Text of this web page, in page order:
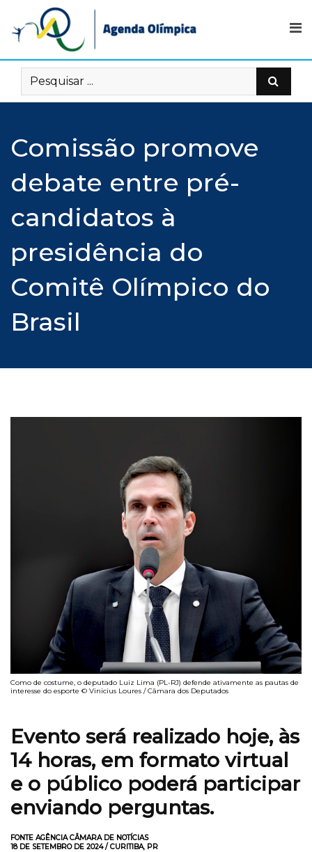
content
Comissão promove
debate entre pré-
candidatos à
presidência do
Comitê Olímpico do
Brasil
Como de costume, o deputado Luiz Lima (PL-RJ) defende ativamente as pautas de
interesse do esporte © Vinicius Loures / Câmara dos Deputados
Evento será realizado hoje, às
14 horas, em formato virtual
e o público poderá participar
enviando perguntas.
FONTE AGÊNCIA CÂMARA DE NOTÍCIAS
18 DE SETEMBRO DE 2024 / CURITIBA, PR